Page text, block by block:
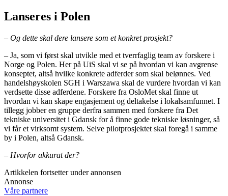
Lanseres i Polen
– Og dette skal dere lansere som et konkret prosjekt?
– Ja, som vi først skal utvikle med et tverrfaglig team av forskere i
Norge og Polen. Her på UiS skal vi se på hvordan vi kan avgrense
konseptet, altså hvilke konkrete adferder som skal belønnes. Ved
handelshøyskolen SGH i Warszawa skal de vurdere hvordan vi kan
verdsette disse adferdene. Forskere fra OsloMet skal finne ut
hvordan vi kan skape engasjement og deltakelse i lokalsamfunnet. I
tillegg jobber en gruppe derfra sammen med forskere fra Det
tekniske universitet i Gdansk for å finne gode tekniske løsninger, så
vi får et virksomt system. Selve pilotprosjektet skal foregå i samme
by i Polen, altså Gdansk.
– Hvorfor akkurat der?
Artikkelen fortsetter under annonsen
Annonse
Våre partnere